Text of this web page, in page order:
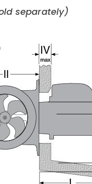
separately)